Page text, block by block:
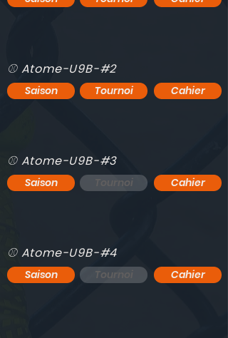
⚾️ Atome-U9B-#2
Saison Tournoi Cahier
⚾️ Atome-U9B-#3
Saison Tournoi Cahier
⚾️ Atome-U9B-#4
Saison Tournoi Cahier